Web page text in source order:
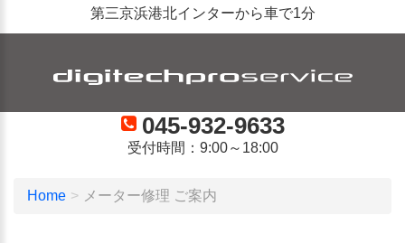
第三京浜港北インターから車で1分
045-932-9633
受付時間：9:00～18:00
Home メーター修理 ご案内